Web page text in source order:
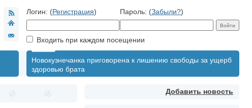
Логин: (Регистрация) Пароль: (Забыли?)
Входить при каждом посещении
Новокузнечанка приговорена к лишению свободы за ущерб
здоровью брата
Добавить новость